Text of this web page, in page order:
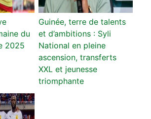
du
2025
Guinée, terre de talents
et d’ambitions : Syli
National en pleine
ascension, transferts
XXL et jeunesse
triomphante